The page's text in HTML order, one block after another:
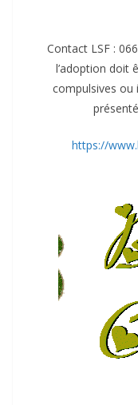
Contact LSF :
l’adoption doit
compulsives ou
https://